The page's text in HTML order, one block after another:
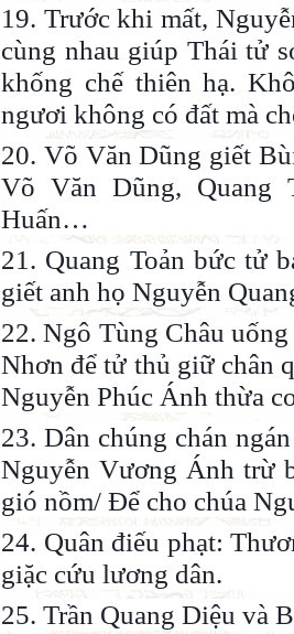
19. Trước khi mất,
cùng nhau giúp Thái tử
khống chế thiên hạ.
ngươi không có đất mà
20. Võ Văn Dũng giết
Võ Văn Dũng, Quang
Huấn…
21. Quang Toản bức tử
giết anh họ Nguyễn
22. Ngô Tùng Châu
Nhơn để tử thủ giữ chân
Nguyễn Phúc Ánh thừa
23. Dân chúng chán
Nguyễn Vương Ánh trừ
gió nồm/ Để cho chúa
24. Quân điếu phạt:
giặc cứu lương dân.
25. Trần Quang Diệu và